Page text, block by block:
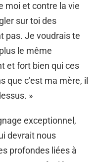
moi et contre la vie
sur toi des
pas. Je voudrais te
le même
et fort bien qui ces
que c’est ma mère, il
»
exceptionnel,
devrait nous
profondes liées à